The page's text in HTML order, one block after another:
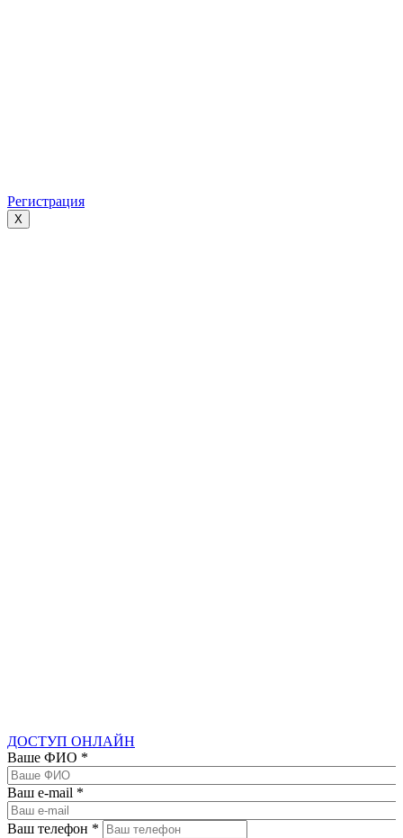
Регистрация
X
ДОСТУП ОНЛАЙН
Ваше ФИО *
Ваш e-mail *
Ваш телефон *